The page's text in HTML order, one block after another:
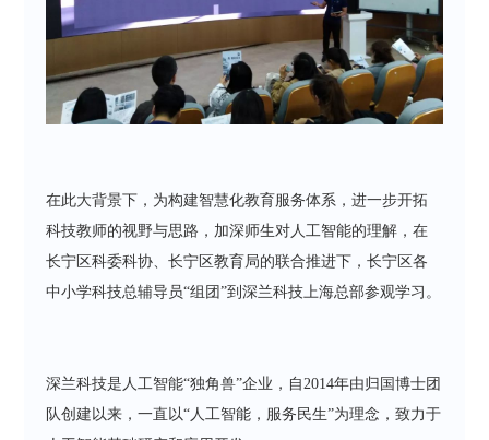
在此大背景下，为构建智慧化教育服务体系，进一步开拓
科技教师的视野与思路，加深师生对人工智能的理解，在
长宁区科委科协、长宁区教育局的联合推进下，长宁区各
中小学科技总辅导员“组团”到深兰科技上海总部参观学习。
深兰科技是人工智能“独角兽”企业，自2014年由归国博士团
队创建以来，一直以“人工智能，服务民生”为理念，致力于